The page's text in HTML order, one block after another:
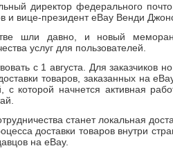
директор федерального
и вице-президент eBay Венди
шли давно, и новый
услуг для пользователей.
с 1 августа. Для заказчиков
товаров, заказанных на
с которой начнется активная
станет локальная
доставки товаров внутри
на eBay.